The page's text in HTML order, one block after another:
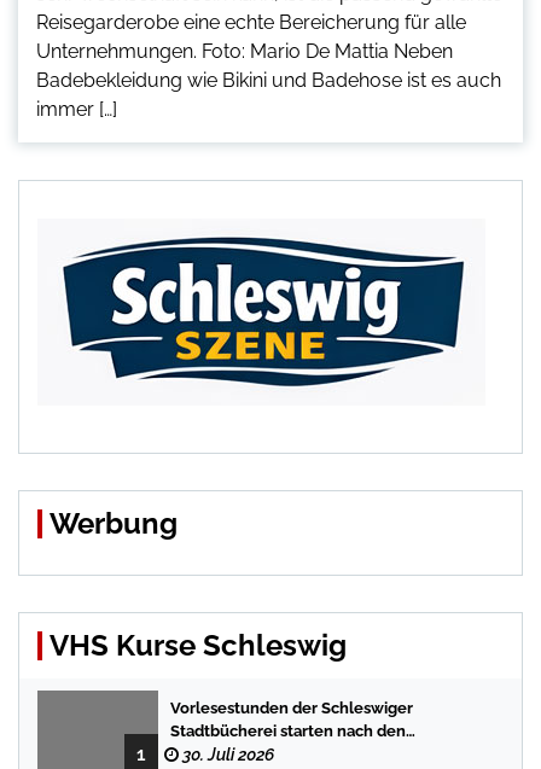
Reisegarderobe eine echte Bereicherung für alle
Unternehmungen. Foto: Mario De Mattia Neben
Badebekleidung wie Bikini und Badehose ist es auch
immer […]
Werbung
VHS Kurse Schleswig
1
Vorlesestunden der Schleswiger
Stadtbücherei starten nach den
Sommerferien mit spannenden
30. Juli 2026